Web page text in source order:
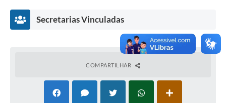
Secretarias Vinculadas
COMPARTILHAR